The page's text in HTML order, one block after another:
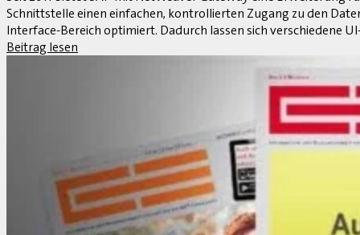
Oliver Kelkar kreiert Innovationen für MHP und Christian
Personalmeldungen.
Beitrag lesen